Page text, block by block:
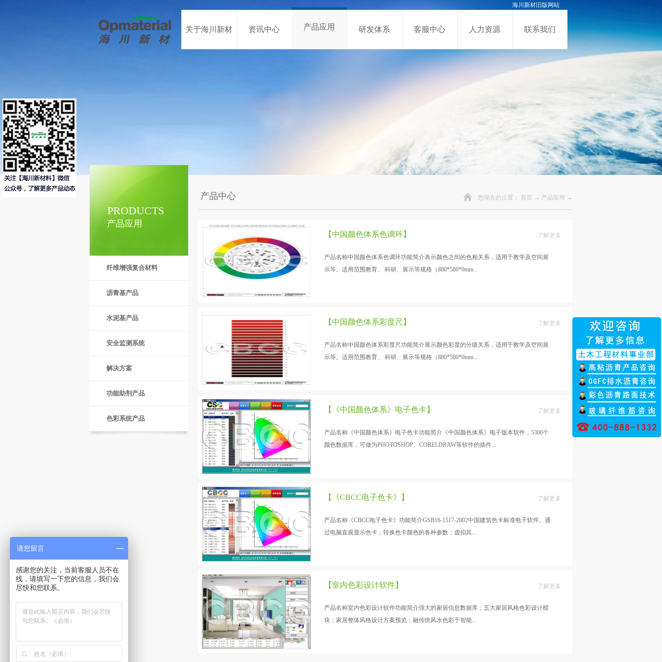
海川新材旧版网站
关于海川新材 资讯中心 产品应用 研发体系 客服中心 人力资源 联系我们
产品应用
PRODUCTS
纤维增强复合材料
沥青基产品
水泥基产品
安全监测系统
解决方案
功能助剂产品
色彩系统产品
产品中心 您现在的位置： 首页 → 产品应用 →
【中国颜色体系色调环】
产品名称中国颜色体系色调环功能简介表示颜色之间的色相关系，适用于教学及空间展
示等。适用范围教育、 科研、展示等规格（880*580*0mm...
了解更多
【中国颜色体系彩度尺】
产品名称中国颜色体系彩度尺功能简介展示颜色彩度的分级关系，适用于教学及空间展
示等。适用范围教育、 科研、展示等规格（880*580*0mm...
了解更多
【《中国颜色体系》电子色卡】
产品名称《中国颜色体系》电子色卡功能简介《中国颜色体系》电子版本软件，5300个
颜色数据库，可做为PHOTOSHOP、CORELDRAW等软件的插件...
科研、建筑设计、城市规划与管理、商业设计、工业设计、颜色管理等
了解更多
【《CBCC电子色卡》】
产品名称《CBCC电子色卡》功能简介GSB16-1517-2002中国建筑色卡标准电子软件。通
过电脑直观显示色卡；转换色卡颜色的各种参数；虚拟其...
了解更多
【室内色彩设计软件】
产品名称室内色彩设计软件功能简介强大的家居信息数据库；五大家居风格色彩设计模
块；家居整体风格设计方案预览；融传统风水色彩于智能...
了解更多
请您留言
感谢您的关注，当前客服人员不在
线，请填写一下您的信息，我们会
尽快和您联系。